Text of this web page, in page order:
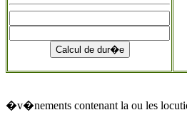
�v�nements contenant la ou les